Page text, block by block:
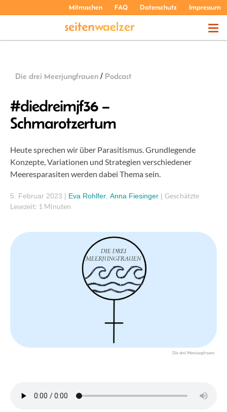
Mitmachen FAQ Datenschutz Impressum
Die drei Meerjungfrauen / Podcast
#diedreimjf36 –
Schmarotzertum
Heute sprechen wir über Parasitismus. Grundlegende
Konzepte, Variationen und Strategien verschiedener
Meeresparasiten werden dabei Thema sein.
5. Februar 2023 | Eva Rohlfer Anna Fiesinger | Geschätzte
Lesezeit: 1 Minuten
Die drei Meerjungfrauen